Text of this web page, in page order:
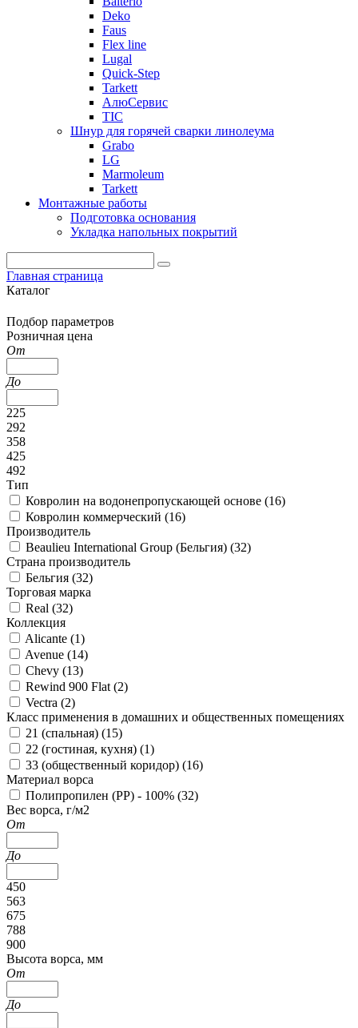
Deko
Faus
Flex line
Lugal
Quick-Step
Tarkett
АлюСервис
ТІС
Шнур для горячей сварки линолеума
Grabo
LG
Marmoleum
Tarkett
Монтажные работы
Подготовка основания
Укладка напольных покрытий
Главная страница
Каталог
Подбор параметров
Розничная цена
От
До
225
292
358
425
492
Тип
Ковролин на водонепропускающей основе (16)
Ковролин коммерческий (16)
Производитель
Beaulieu International Group (Бельгия) (32)
Страна производитель
Бельгия (32)
Торговая марка
Real (32)
Коллекция
Alicante (1)
Avenue (14)
Chevy (13)
Rewind 900 Flat (2)
Vectra (2)
Класс применения в домашних и общественных помещениях
21 (спальная) (15)
22 (гостиная, кухня) (1)
33 (общественный коридор) (16)
Материал ворса
Полипропилен (PP) - 100% (32)
Вес ворса, г/м2
От
До
450
563
675
788
900
Высота ворса, мм
От
До